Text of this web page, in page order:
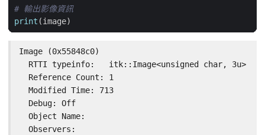
# 輸出影像資訊
print (image)
Image (0x55848c0)
  RTTI typeinfo:   itk::Image<unsigned char, 3u>
  Reference Count: 1
  Modified Time: 713
  Debug: Off
  Object Name:
  Observers: